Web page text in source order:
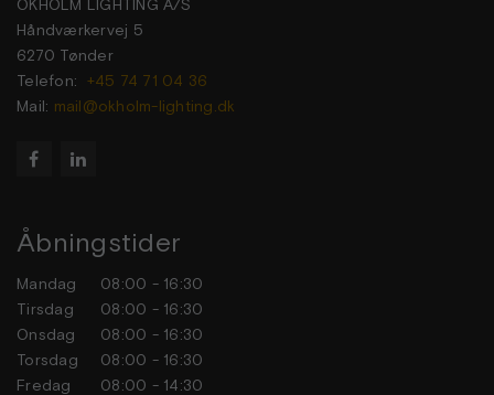
OKHOLM LIGHTING A/S
Håndværkervej 5
6270 Tønder
Telefon: +45 74 71 04 36
Mail: mail@okholm-lighting.dk
 
Åbningstider
Mandag
08:00 - 16:30
Tirsdag
08:00 - 16:30
Onsdag
08:00 - 16:30
Torsdag
08:00 - 16:30
Fredag
08:00 - 14:30